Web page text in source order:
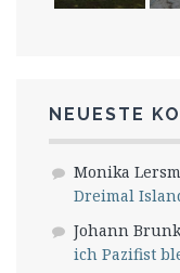
NEUESTE
Monika
Dreimal
Johann
ich Pazifist